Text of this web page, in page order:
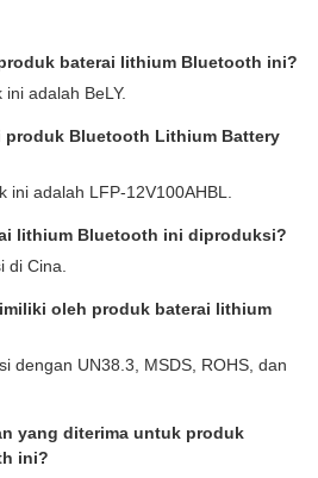
baterai lithium Bluetooth ini?
adalah BeLY.
produk Bluetooth Lithium Battery
ini adalah LFP-12V100AHBL.
lithium Bluetooth ini diproduksi?
di Cina.
oleh produk baterai lithium
dengan UN38.3, MSDS, ROHS, dan
yang diterima untuk produk
ini?